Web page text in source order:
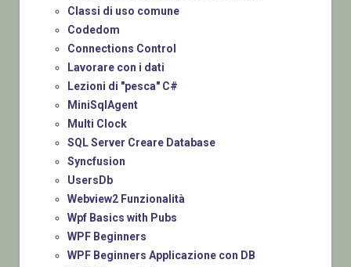
Classi di uso comune
Codedom
Connections Control
Lavorare con i dati
Lezioni di "pesca" C#
MiniSqlAgent
Multi Clock
SQL Server Creare Database
Syncfusion
UsersDb
Webview2 Funzionalità
Wpf Basics with Pubs
WPF Beginners
WPF Beginners Applicazione con DB